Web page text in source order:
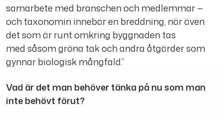
samarbete med branschen och medlemmar —
och taxonomin innebär en breddning, när även
det som är runt omkring byggnaden tas
med såsom gröna tak och andra åtgärder som
gynnar biologisk mångfald.”
Vad är det man behöver tänka på nu som man
inte behövt förut?